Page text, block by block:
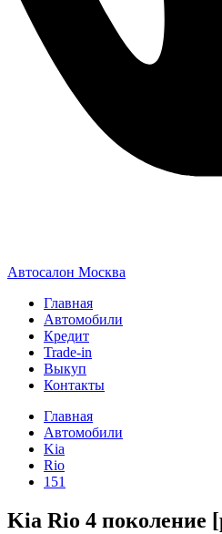
Автосалон Москва
Главная
Автомобили
Кредит
Trade-in
Выкуп
Контакты
Главная
Автомобили
Kia
Rio
151
Kia Rio 4 поколение